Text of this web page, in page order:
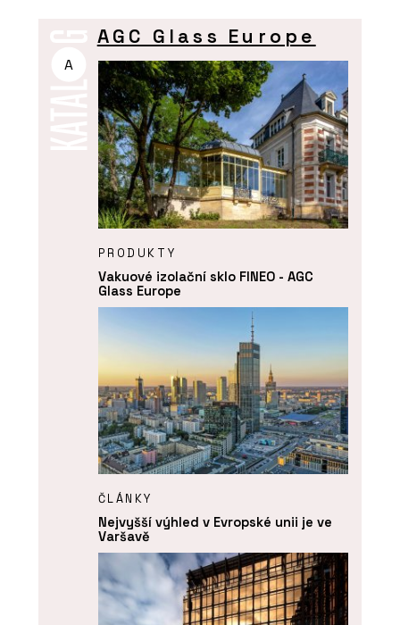
A
AGC Glass Europe
PRODUKTY
Vakuové izolační sklo FINEO - AGC
Glass Europe
ČLÁNKY
Nejvyšší výhled v Evropské unii je ve
Varšavě